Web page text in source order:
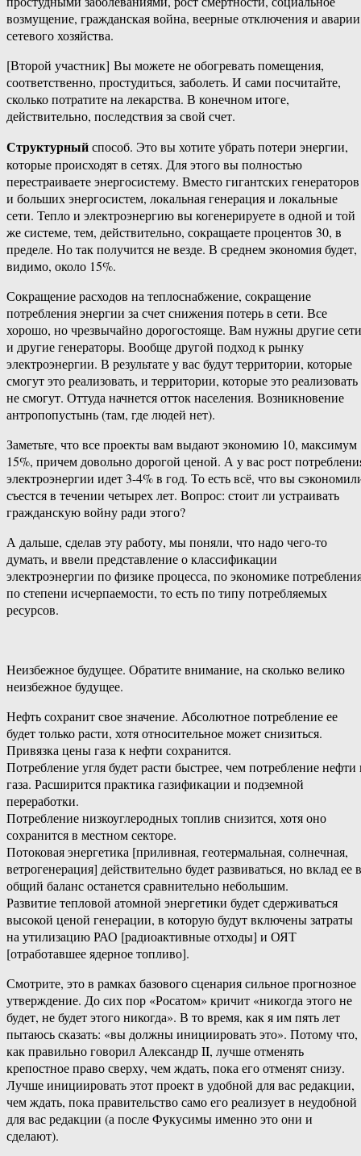
возмущение, гражданская война, веерные отключения и аварии
сетевого хозяйства.
[Второй участник] Вы можете не обогревать помещения,
соответственно, простудиться, заболеть. И сами посчитайте,
сколько потратите на лекарства. В конечном итоге,
действительно, последствия за свой счет.
Структурныйспособ. Это вы хотите убрать потери энергии,
которые происходят в сетях. Для этого вы полностью
перестраиваете энергосистему. Вместо гигантских генераторов
и больших энергосистем, локальная генерация и локальные
сети. Тепло и электроэнергию вы когенерируете в одной и той
же системе, тем, действительно, сокращаете процентов 30, в
пределе. Но так получится не везде. В среднем экономия будет,
видимо, около 15%.
Сокращение расходов на теплоснабжение, сокращение
потребления энергии за счет снижения потерь в сети. Все
хорошо, но чрезвычайно дорогостояще. Вам нужны другие сети
и другие генераторы. Вообще другой подход к рынку
электроэнергии. В результате у вас будут территории, которые
смогут это реализовать, и территории, которые это реализовать
не смогут. Оттуда начнется отток населения. Возникновение
антропопустынь (там, где людей нет).
Заметьте, что все проекты вам выдают экономию 10, максимум
15%, причем довольно дорогой ценой. А у вас рост
электроэнергии идет 3-4% в год. То есть всё, что вы
съестся в течении четырех лет. Вопрос: стоит ли устраивать
гражданскую войну ради этого?
А дальше, сделав эту работу, мы поняли, что надо чего-​то
думать, и ввели представление о классификации
электроэнергии по физике процесса, по экономике
по степени исчерпаемости, то есть по типу потребляемых
ресурсов.
Неизбежное будущее. Обратите внимание, на сколько велико
неизбежное будущее.
Нефть сохранит свое значение. Абсолютное потребление ее
будет только расти, хотя относительное может снизиться.
Привязка цены газа к нефти сохранится.
Потребление угля будет расти быстрее, чем потребление нефти
газа. Расширится практика газификации и подземной
переработки.
Потребление низкоуглеродных топлив снизится, хотя оно
сохранится в местном секторе.
Потоковая энергетика [приливная, геотермальная, солнечная,
ветрогенерация] действительно будет развиваться, но вклад ее в
общий баланс останется сравнительно небольшим.
Развитие тепловой атомной энергетики будет сдерживаться
высокой ценой генерации, в которую будут включены затраты
на утилизацию РАО [радиоактивные отходы] и ОЯТ
[отработавшее ядерное топливо].
Смотрите, это в рамках базового сценария сильное прогнозное
утверждение. До сих пор «Росатом» кричит «никогда этого не
будет, не будет этого никогда». В то время, как я им пять лет
пытаюсь сказать: «вы должны инициировать это». Потому что,
как правильно говорил Александр II, лучше отменять
крепостное право сверху, чем ждать, пока его отменят снизу.
Лучше инициировать этот проект в удобной для вас редакции,
чем ждать, пока правительство само его реализует в неудобной
для вас редакции (а после Фукусимы именно это они и
сделают).